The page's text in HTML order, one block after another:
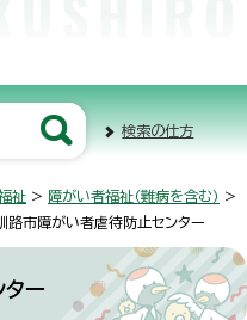
検索の仕方
祉 > 障がい者福祉（難病を含む） >
路市障がい者虐待防止センター
ー